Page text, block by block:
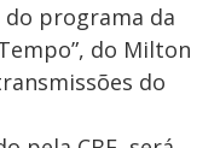
programa da
do Milton
do